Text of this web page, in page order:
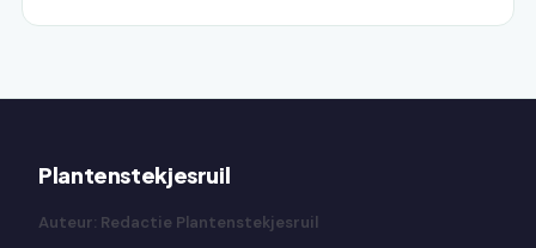
Plantenstekjesruil
Auteur: Redactie Plantenstekjesruil